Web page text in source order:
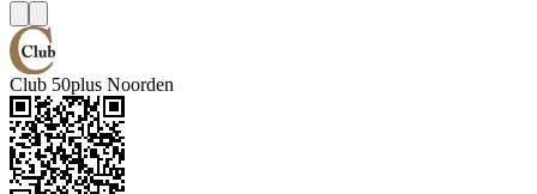
Club 50plus Noorden